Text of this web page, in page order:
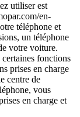
utiliser est
en-
téléphone et
un téléphone
votre voiture.
fonctions
prises en charge
centre de
vous
en charge et